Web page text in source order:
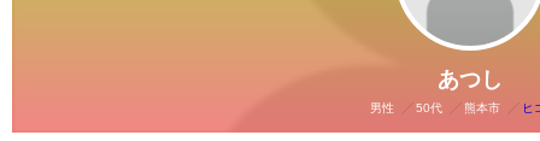
あつし
男性 50代 熊本市 ヒ